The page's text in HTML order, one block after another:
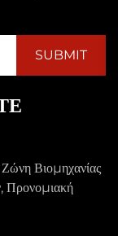
Βιομηχανίας